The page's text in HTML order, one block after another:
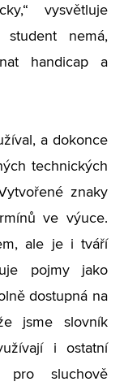
vysvětluje
student nemá,
handicap a
a dokonce
technických
znaky
ve výuce.
ale je i tváří
pojmy jako
dostupná na
jsme slovník
i ostatní
pro sluchově